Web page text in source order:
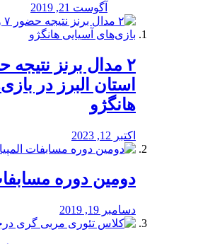
آگوست 21, 2019
استان البرز در
هانگژو
اکتبر 12, 2023
دومین دوره
دسامبر 19, 2019